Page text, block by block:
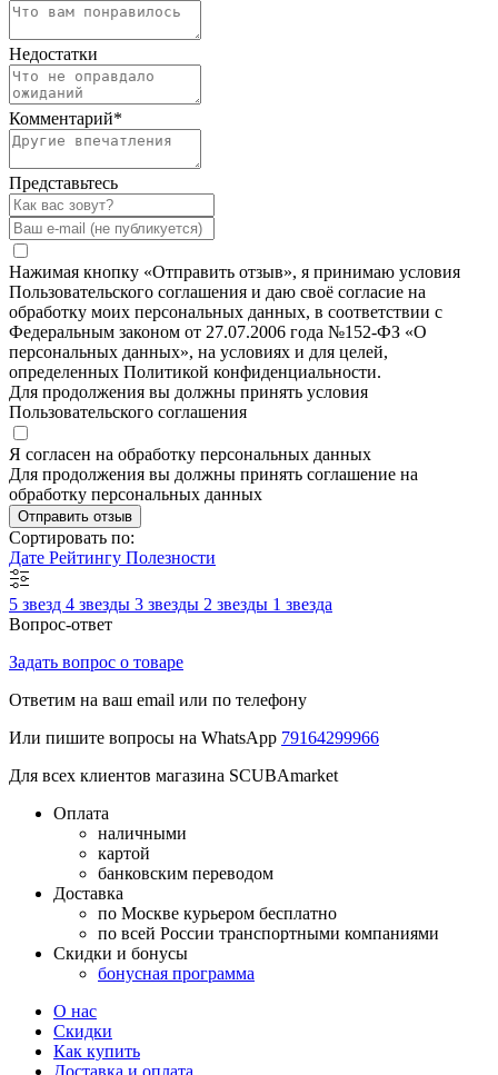
Недостатки
Комментарий*
Представьтесь
Нажимая кнопку «Отправить отзыв», я принимаю условия
Пользовательского соглашения и даю своё согласие на
обработку моих персональных данных, в соответствии с
Федеральным законом от 27.07.2006 года №152-ФЗ «О
персональных данных», на условиях и для целей,
определенных Политикой конфиденциальности.
Для продолжения вы должны принять условия
Пользовательского соглашения
Я согласен на обработку персональных данных
Для продолжения вы должны принять соглашение на
обработку персональных данных
Отправить отзыв
Сортировать по:
Дате Рейтингу Полезности
5 звезд 4 звезды 3 звезды 2 звезды 1 звезда
Вопрос-ответ
Задать вопрос о товаре
Ответим на ваш email или по телефону
Или пишите вопросы на WhatsApp 79164299966
Для всех клиентов магазина SCUBAmarket
Оплата
наличными
картой
банковским переводом
Доставка
по Москве курьером бесплатно
по всей России транспортными компаниями
Скидки и бонусы
бонусная программа
О нас
Скидки
Как купить
Доставка и оплата